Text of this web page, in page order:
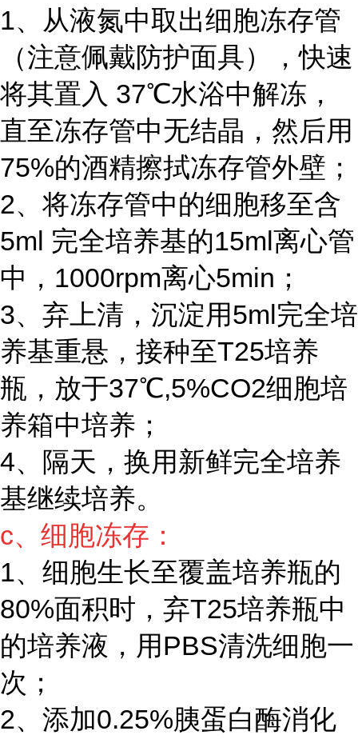
1、从液氮中取出细胞冻存管
（注意佩戴防护面具），快速
将其置入 37℃水浴中解冻，
直至冻存管中无结晶，然后用
75%的酒精擦拭冻存管外壁；
2、将冻存管中的细胞移至含
5ml 完全培养基的15ml离心管
中，1000rpm离心5min；
3、弃上清，沉淀用5ml完全培
养基重悬，接种至T25培养
瓶，放于37℃,5%CO2细胞培
养箱中培养；
4、隔天，换用新鲜完全培养
基继续培养。
c、细胞冻存：
1、细胞生长至覆盖培养瓶的
80%面积时，弃T25培养瓶中
的培养液，用PBS清洗细胞一
次；
2、添加0.25%胰蛋白酶消化